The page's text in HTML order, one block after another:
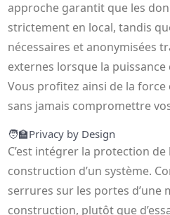
approche garantit que les
strictement en local, tandis
nécessaires et anonymisées
externes lorsque la
Vous profitez ainsi de la force
sans jamais compromettre
🧑‍🏫Privacy by Design
C’est intégrer la protection de
construction d’un système.
serrures sur les portes d’une
construction, plutôt que